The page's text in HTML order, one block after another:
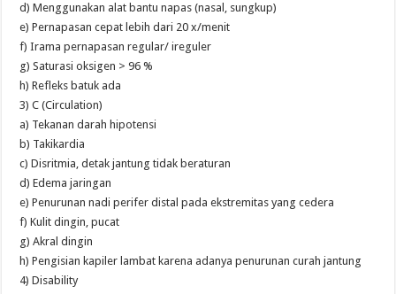
d) Menggunakan alat bantu napas (nasal, sungkup)
e) Pernapasan cepat lebih dari 20 x/menit
f) Irama pernapasan regular/ ireguler
g) Saturasi oksigen > 96 %
h) Refleks batuk ada
3) C (Circulation)
a) Tekanan darah hipotensi
b) Takikardia
c) Disritmia, detak jantung tidak beraturan
d) Edema jaringan
e) Penurunan nadi perifer distal pada ekstremitas yang cedera
f) Kulit dingin, pucat
g) Akral dingin
h) Pengisian kapiler lambat karena adanya penurunan curah jantung
4) Disability